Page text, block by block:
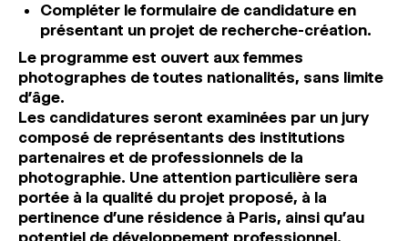
Compléter le formulaire de candidature en
présentant un projet de recherche-création.
Le programme est ouvert aux femmes
photographes de toutes nationalités, sans limite
d’âge.
Les candidatures seront examinées par un jury
composé de représentants des institutions
partenaires et de professionnels de la
photographie. Une attention particulière sera
portée à la qualité du projet proposé, à la
pertinence d’une résidence à Paris, ainsi qu’au
potentiel de développement professionnel.